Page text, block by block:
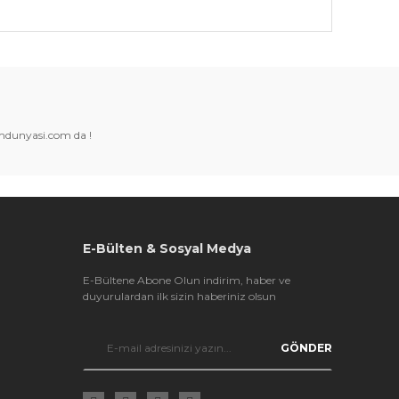
tarafımıza iletebilirsiniz.
da !
E-Bülten & Sosyal Medya
E-Bültene Abone Olun indirim, haber ve
duyurulardan ilk sizin haberiniz olsun
GÖNDER